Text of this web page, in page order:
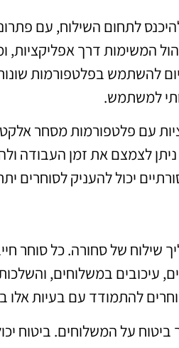
לתחום השילוח, עם
המשימות דרך
כיום להשתמש בפלטפורמות
למשתמש.
עם פלטפורמות מסחר
לצמצם את זמן העבודה
יכול להעניק לסוחרים
שילוח של סחורה. כל סוחר
עיכובים במשלוחים,
להתמודד עם בעיות אלו
ביטוח על המשלוחים. ביטוח